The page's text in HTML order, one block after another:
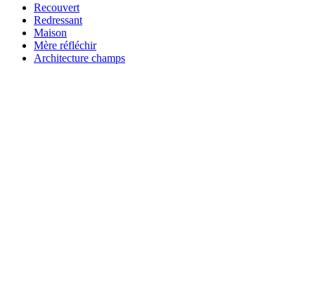
Recouvert
Redressant
Maison
Mère réfléchir
Architecture champs